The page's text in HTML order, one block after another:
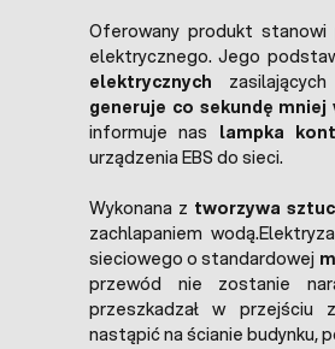
Oferowany produkt
elektrycznego. Jego
elektrycznych
generuje co sekundę mniej
informuje nas lampka
urządzenia EBS do sieci.
Wykonana z tworzywa
zachlapaniem
sieciowego o standardowej
przewód nie zostanie
przeszkadzał w przejściu
nastąpić na ścianie budynku,